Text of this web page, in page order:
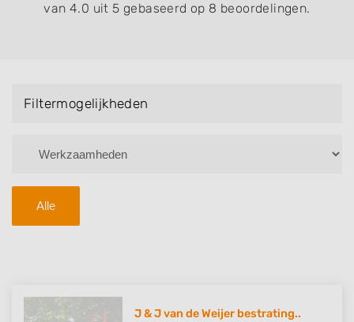
van 4.0 uit 5 gebaseerd op 8 beoordelingen.
Filtermogelijkheden
Alle
J & J van de Weijer bestrating..